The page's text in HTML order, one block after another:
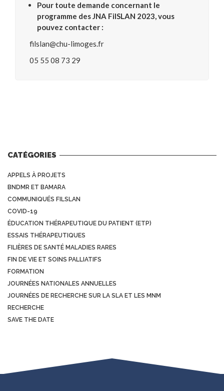
Pour toute demande concernant le
programme des JNA FilSLAN 2023, vous
pouvez contacter :
filslan@chu-limoges.fr
05 55 08 73 29
CATÉGORIES
APPELS À PROJETS
BNDMR ET BAMARA
COMMUNIQUÉS FILSLAN
COVID-19
ÉDUCATION THÉRAPEUTIQUE DU PATIENT (ETP)
ESSAIS THÉRAPEUTIQUES
FILIÈRES DE SANTÉ MALADIES RARES
FIN DE VIE ET SOINS PALLIATIFS
FORMATION
JOURNÉES NATIONALES ANNUELLES
JOURNÉES DE RECHERCHE SUR LA SLA ET LES MNM
RECHERCHE
SAVE THE DATE